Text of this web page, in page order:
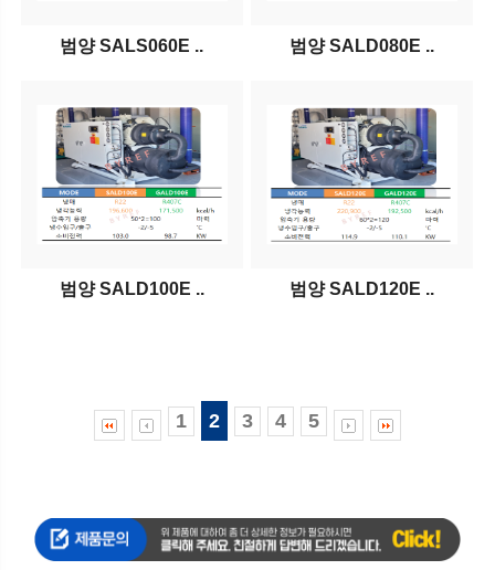
범양 SALS060E .. 범양 SALD080E ..
범양 SALD100E .. 범양 SALD120E ..
1 2 3 4 5